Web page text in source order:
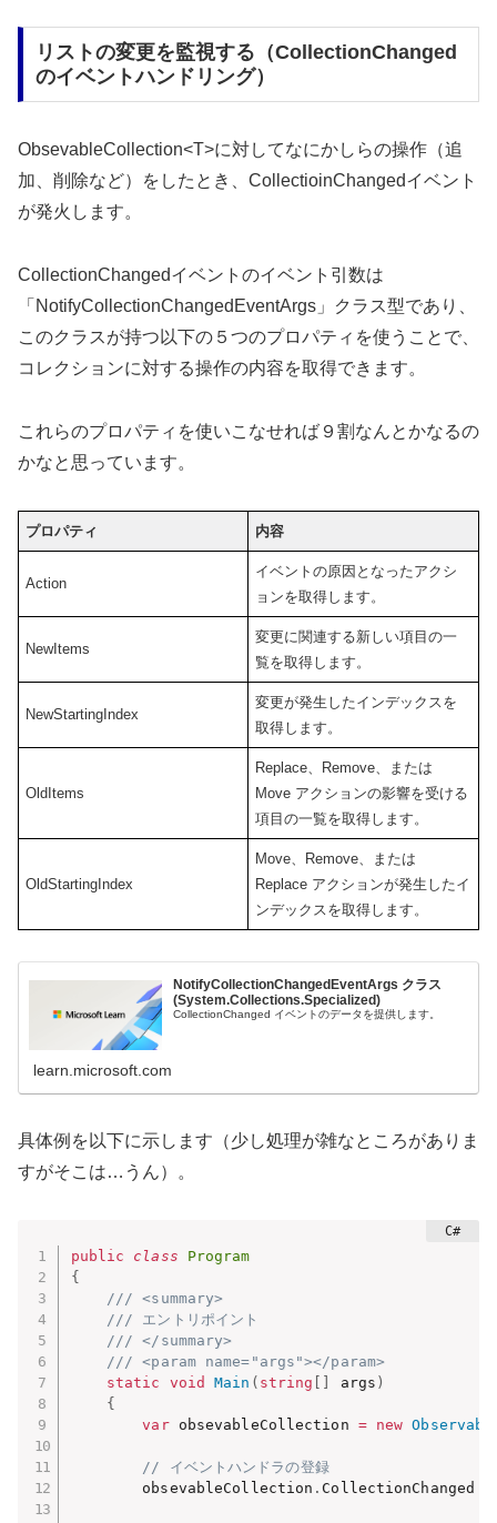
リストの変更を監視する（CollectionChanged
のイベントハンドリング）
ObsevableCollection<T>に対してなにかしらの操作（追
加、削除など）をしたとき、CollectioinChangedイベント
が発火します。
CollectionChangedイベントのイベント引数は
「NotifyCollectionChangedEventArgs」クラス型であり、
このクラスが持つ以下の５つのプロパティを使うことで、
コレクションに対する操作の内容を取得できます。
これらのプロパティを使いこなせれば９割なんとかなるの
かなと思っています。
プロパティ 内容
Action
イベントの原因となったアクシ
ョンを取得します。
NewItems
変更に関連する新しい項目の一
覧を取得します。
NewStartingIndex
変更が発生したインデックスを
取得します。
OldItems
Replace、Remove、または
Move アクションの影響を受ける
項目の一覧を取得します。
OldStartingIndex
Move、Remove、または
Replace アクションが発生したイ
ンデックスを取得します。
NotifyCollectionChangedEventArgs クラス
(System.Collections.Specialized)
CollectionChanged イベントのデータを提供します。
learn.microsoft.com
具体例を以下に示します（少し処理が雑なところがありま
すがそこは…うん）。
public class
Program
{
/// <summary>
/// エントリポイント
/// </summary>
/// <param name="args"></param>
static
void Main ( string args )
{
var obsevableCollection = new
// イベントハンドラの登録
        obsevableCollection
. CollectionChanged